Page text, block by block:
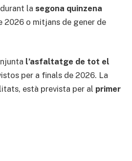
la segona quinzena
2026 o mitjans de gener de
l’asfaltatge de tot el
per a finals de 2026. La
està prevista per al primer